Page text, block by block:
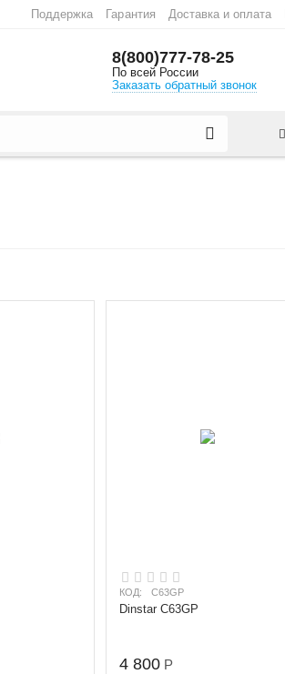
Поддержка Гарантия Доставка и оплата
8(800)777-78-25
По всей России
Заказать обратный звонок
КОД: C63GP
Dinstar C63GP
4 800 Р